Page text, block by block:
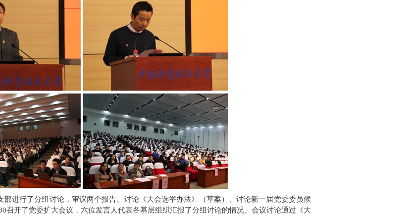
进行了分组讨论，审议两个报告、讨论《大会选举办法》（草案）、讨论新一届党委委员候
召开了党委扩大会议，六位发言人代表各基层组织汇报了分组讨论的情况、会议讨论通过《大